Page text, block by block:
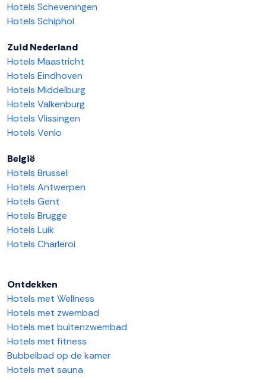
Hotels Scheveningen
Hotels Schiphol
Zuid Nederland
Hotels Maastricht
Hotels Eindhoven
Hotels Middelburg
Hotels Valkenburg
Hotels Vlissingen
Hotels Venlo
België
Hotels Brussel
Hotels Antwerpen
Hotels Gent
Hotels Brugge
Hotels Luik
Hotels Charleroi
Ontdekken
Hotels met Wellness
Hotels met zwembad
Hotels met buitenzwembad
Hotels met fitness
Bubbelbad op de kamer
Hotels met sauna